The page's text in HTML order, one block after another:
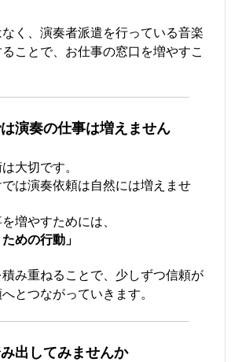
く、演奏者派遣を行っている音楽
ことで、お仕事の窓口を増やすこ
演奏の仕事は増えません
大切です。
は演奏依頼は自然には増えませ
増やすためには、
めの行動」
み重ねることで、少しずつ信頼が
とつながっていきます。
出してみませんか